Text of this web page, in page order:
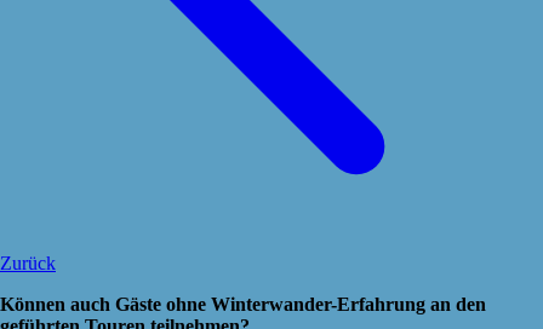
Zurück
Können auch Gäste ohne Winterwander-Erfahrung an den